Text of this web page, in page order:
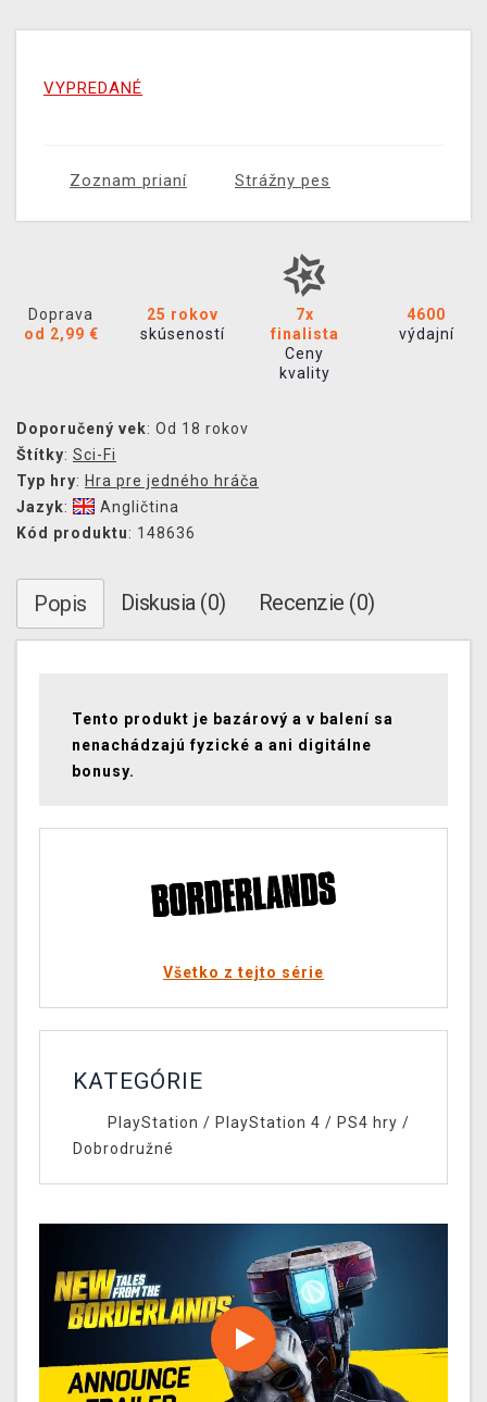
VYPREDANÉ
Zoznam prianí Strážny pes
Doprava
od 2,99 €
25 rokov
skúseností
7x
finalista
Ceny
kvality
4600
výdajní
Doporučený vek: Od 18 rokov
Štítky: Sci-Fi
Typ hry: Hra pre jedného hráča
Jazyk:
Angličtina
Kód produktu: 148636
Popis Diskusia (0) Recenzie (0)
Tento produkt je bazárový a v balení sa
nenachádzajú fyzické a ani digitálne
bonusy.
Všetko z tejto série
KATEGÓRIE
PlayStation / PlayStation 4 / PS4 hry /
Dobrodružné